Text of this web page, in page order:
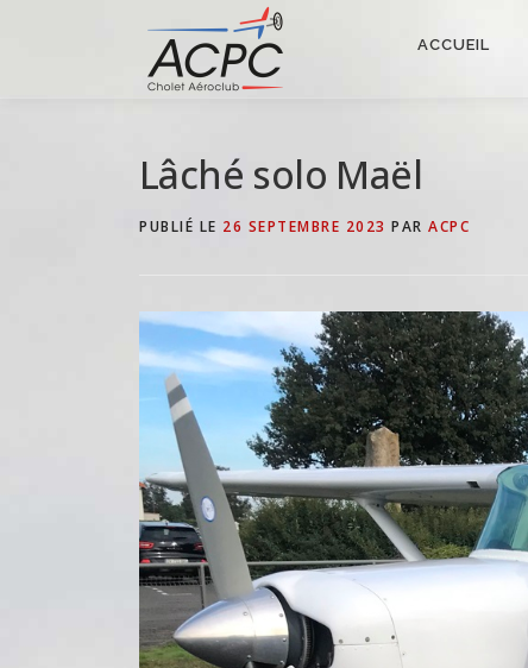
ACCUEIL
Lâché solo Maël
PUBLIÉ LE 26 SEPTEMBRE 2023 PAR ACPC